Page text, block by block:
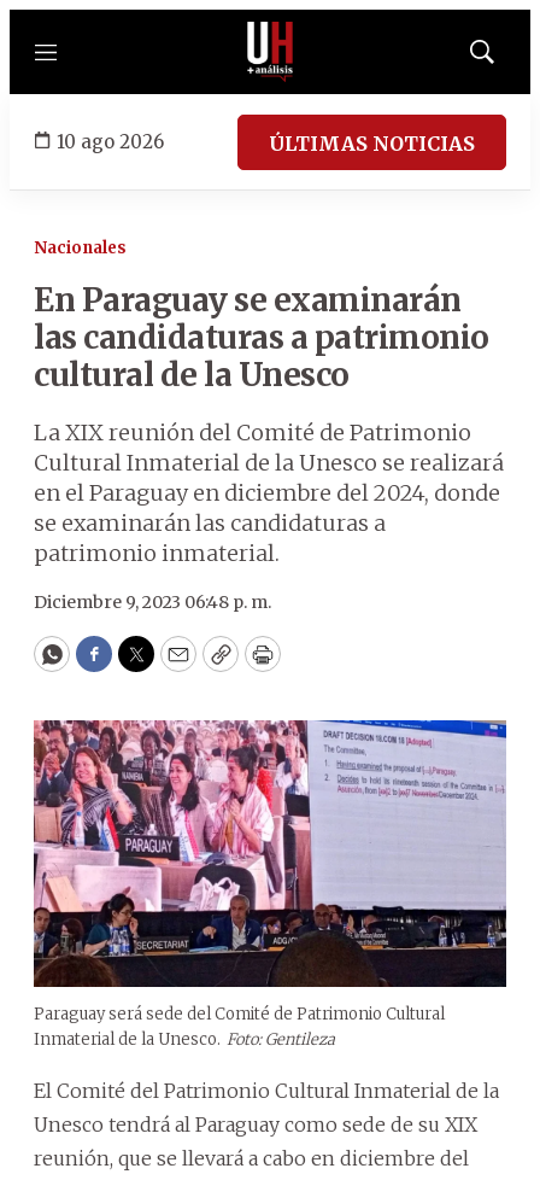
Menú
Mostrar
10 ago 2026 ÚLTIMAS NOTICIAS
Nacionales
En Paraguay se examinarán
las candidaturas a patrimonio
cultural de la Unesco
La XIX reunión del Comité de Patrimonio
Cultural Inmaterial de la Unesco se realizará
en el Paraguay en diciembre del 2024, donde
se examinarán las candidaturas a
patrimonio inmaterial.
Diciembre 9, 2023 06:48 p. m.
WhatsApp
Facebook
Twitter
EmailCopyPrint
Paraguay será sede del Comité de Patrimonio Cultural
Inmaterial de la Unesco. Foto: Gentileza
El Comité del Patrimonio Cultural Inmaterial de la
Unesco tendrá al Paraguay como sede de su XIX
reunión, que se llevará a cabo en diciembre del